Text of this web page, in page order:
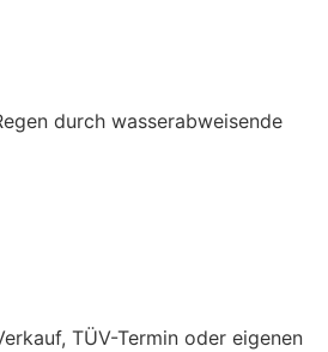
durch wasserabweisende
TÜV-Termin oder eigenen